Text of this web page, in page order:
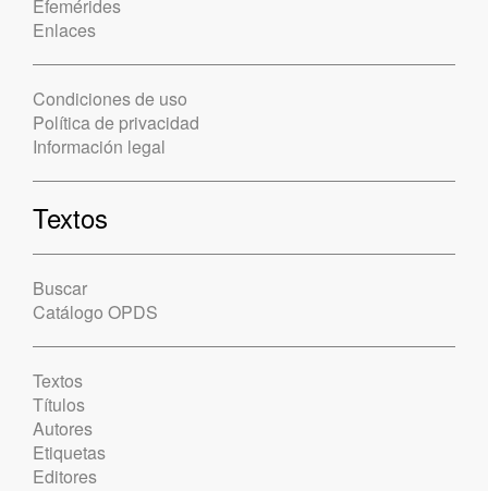
Efemérides
Enlaces
Condiciones de uso
Política de privacidad
Información legal
Textos
Buscar
Catálogo OPDS
Textos
Títulos
Autores
Etiquetas
Editores